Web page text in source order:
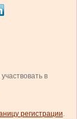
в
регистрации.